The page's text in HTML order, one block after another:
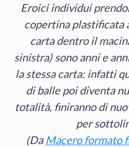
Eroici individui
copertina plastificata
carta dentro il
sinistra) sono anni e
la stessa carta: infatti
di balle poi diventa
totalità, finiranno di
per
(Da Macero formato